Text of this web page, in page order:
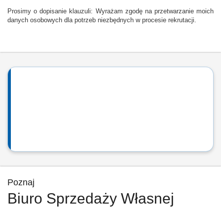
Prosimy o dopisanie klauzuli: Wyrażam zgodę na przetwarzanie moich
danych osobowych dla potrzeb niezbędnych w procesie rekrutacji.
Poznaj
Biuro Sprzedaży Własnej